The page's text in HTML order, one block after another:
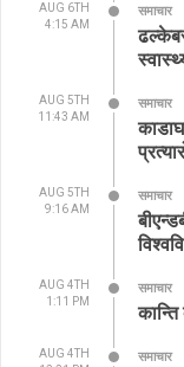
AUG 6TH
4:15 AM
समाचार
AUG 5TH
11:43 AM
समाचार
AUG 5TH
9:16 AM
समाचार
AUG 4TH
1:11 PM
समाचार
AUG 4TH
समाचार